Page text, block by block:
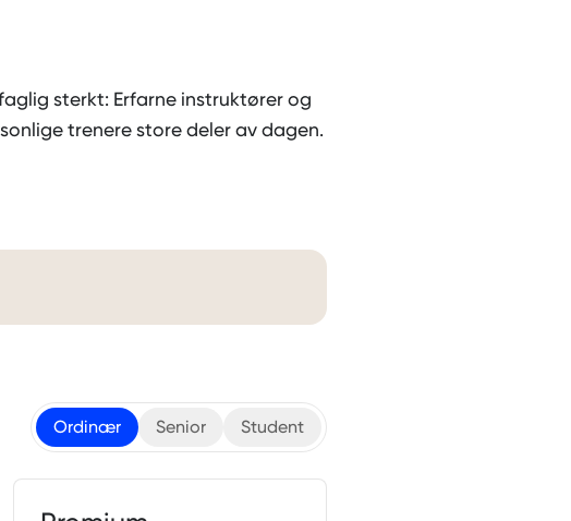
sterkt: Erfarne instruktører og
trenere store deler av dagen.
Ordinær Senior Student